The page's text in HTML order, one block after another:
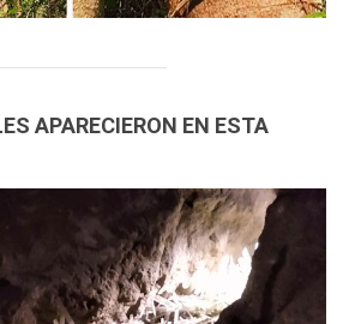
APARECIERON EN ESTA